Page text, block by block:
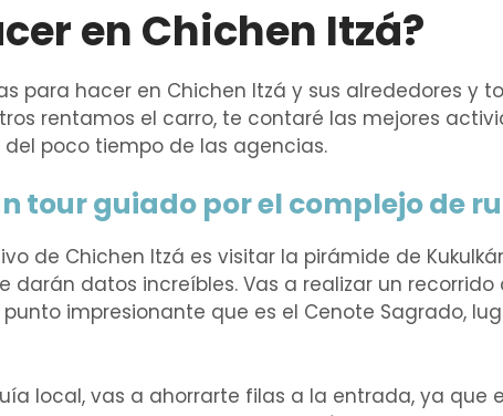
en Chichen Itzá?
para hacer en Chichen Itzá y sus alrededores y
rentamos el carro, te contaré las mejores
del poco tiempo de las agencias.
tour guiado por el complejo de
de Chichen Itzá es visitar la pirámide de
darán datos increíbles. Vas a realizar un
impresionante que es el Cenote Sagrado,
local, vas a ahorrarte filas a la entrada, ya que